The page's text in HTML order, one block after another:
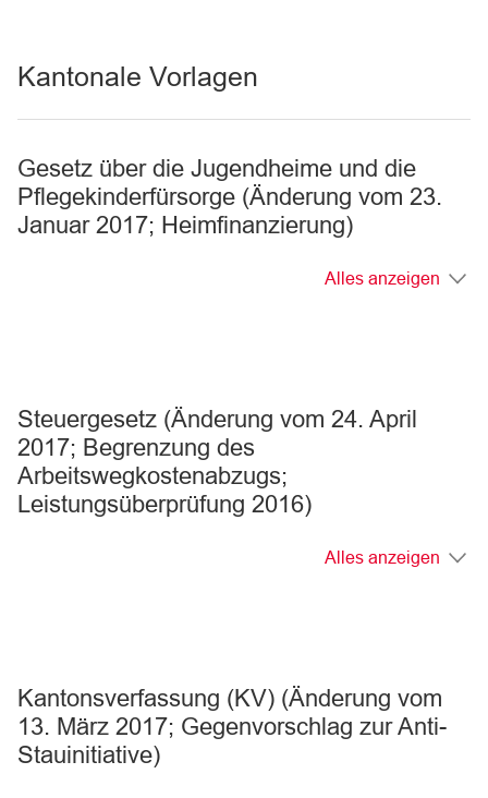
Kantonale Vorlagen
Gesetz über die Jugendheime und die
Pflegekinderfürsorge (Änderung vom 23.
Januar 2017; Heimfinanzierung)
Alles anzeigen
Steuergesetz (Änderung vom 24. April
2017; Begrenzung des
Arbeitswegkostenabzugs;
Leistungsüberprüfung 2016)
Alles anzeigen
Kantonsverfassung (KV) (Änderung vom
13. März 2017; Gegenvorschlag zur Anti-
Stauinitiative)